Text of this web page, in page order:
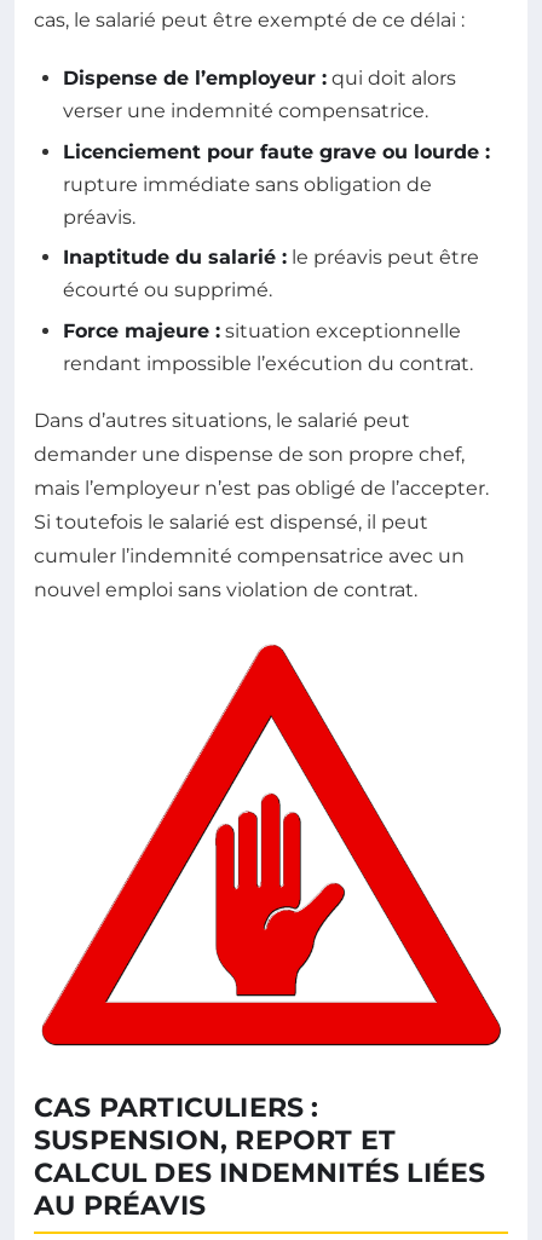
cas, le salarié peut être exempté de ce délai :
Dispense de l’employeur : qui doit alors
verser une indemnité compensatrice.
Licenciement pour faute grave ou lourde :
rupture immédiate sans obligation de
préavis.
Inaptitude du salarié : le préavis peut être
écourté ou supprimé.
Force majeure : situation exceptionnelle
rendant impossible l’exécution du contrat.
Dans d’autres situations, le salarié peut
demander une dispense de son propre chef,
mais l’employeur n’est pas obligé de l’accepter.
Si toutefois le salarié est dispensé, il peut
cumuler l’indemnité compensatrice avec un
nouvel emploi sans violation de contrat.
CAS PARTICULIERS :
SUSPENSION, REPORT ET
CALCUL DES INDEMNITÉS LIÉES
AU PRÉAVIS